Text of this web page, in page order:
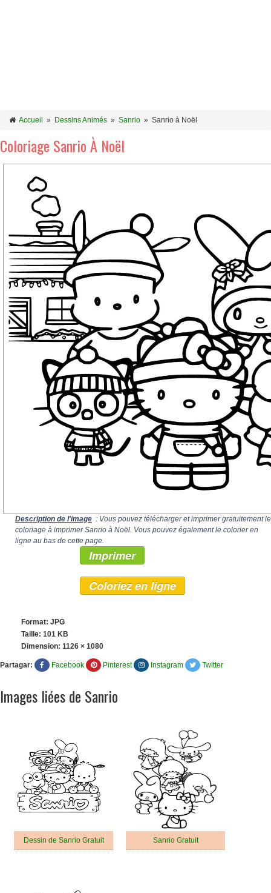
Accueil » Dessins Animés » Sanrio » Sanrio à Noël
Coloriage Sanrio À Noël
Description de l'image : Vous pouvez télécharger et imprimer gratuitement le
coloriage à imprimer Sanrio à Noël. Vous pouvez également le colorier en
ligne au bas de cette page.
Imprimer
Coloriez en ligne
Format: JPG
Taille: 101 KB
Dimension: 1126 × 1080
Partagar: Facebook Pinterest Instagram Twitter
Images liées de Sanrio
Dessin de Sanrio Gratuit Sanrio Gratuit